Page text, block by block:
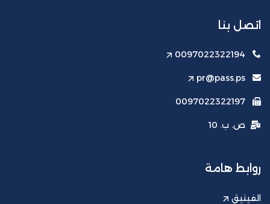
اتصل بنا
0097022322194
pr@pass.ps
0097022322197
ص. ب. 10
روابط هامة
الفينيق